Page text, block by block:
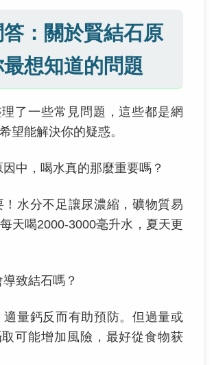
：關於賢結石原
最想知道的問題
了一些常見問題，這些都是網
望能解決你的疑惑。
中，喝水真的那麼重要嗎？
！水分不足讓尿濃縮，礦物質易
天喝2000-3000毫升水，夏天更
致結石嗎？
適量鈣反而有助預防。但過量或
可能增加風險，最好從食物获